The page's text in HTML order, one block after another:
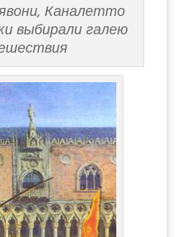
Каналетто
выбирали галею